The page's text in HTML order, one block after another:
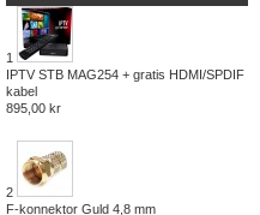
1
IPTV STB MAG254 + gratis HDMI/SPDIF
kabel
895,00 kr
2
F-konnektor Guld 4,8 mm